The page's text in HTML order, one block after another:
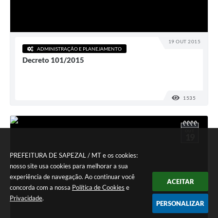
PREFEITURA DE SAPEZAL / MT e os cookies:
nosso site usa cookies para melhorar a sua
experiência de navegação. Ao continuar você
concorda com a nossa Política de Cookies e
Privacidade.
ACEITAR
PERSONALIZAR
19 OUT 2015
ADMINISTRAÇÃO E PLANEJAMENTO
Decreto 101/2015
1535